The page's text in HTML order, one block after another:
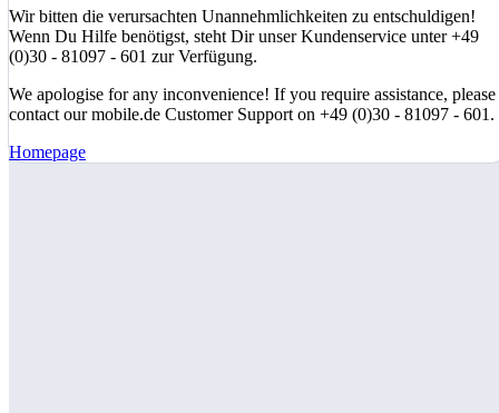
Wir bitten die verursachten Unannehmlichkeiten zu entschuldigen!
Wenn Du Hilfe benötigst, steht Dir unser Kundenservice unter +49
(0)30 - 81097 - 601 zur Verfügung.
We apologise for any inconvenience! If you require assistance, please
contact our mobile.de Customer Support on +49 (0)30 - 81097 - 601.
Homepage